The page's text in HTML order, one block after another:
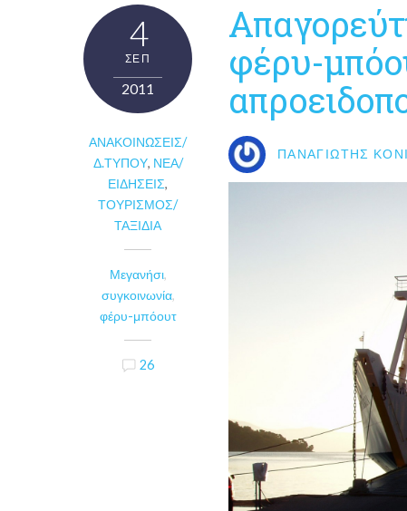
4
ΣΕΠ
2011
ΑΝΑΚΟΙΝΏΣΕΙΣ/
Δ.ΤΎΠΟΥ, ΝΈΑ/
ΕΙΔΉΣΕΙΣ,
ΤΟΥΡΙΣΜΌΣ/
ΤΑΞΊΔΙΑ
Μεγανήσι,
συγκοινωνία,
φέρυ-μπόουτ
26
φέρυ-
ΠΑΝΑΓΙΏΤΗΣ